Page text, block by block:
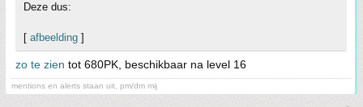
Deze dus:
[ afbeelding ]
zo te zien tot 680PK, beschikbaar na level 16
mentions en alerts staan uit, pm/dm mij